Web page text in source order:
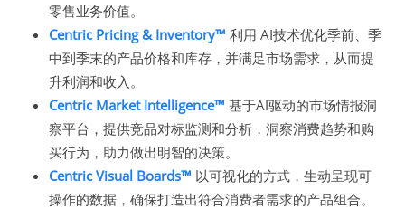
零售业务价值。
Centric Pricing & Inventory™ 利用 AI技术优化季前、季
中到季末的产品价格和库存，并满足市场需求，从而提
升利润和收入。
Centric Market Intelligence™ 基于AI驱动的市场情报洞
察平台，提供竞品对标监测和分析，洞察消费趋势和购
买行为，助力做出明智的决策。
Centric Visual Boards™ 以可视化的方式，生动呈现可
操作的数据，确保打造出符合消费者需求的产品组合。